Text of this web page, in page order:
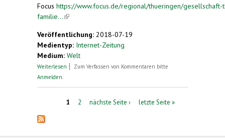
Focus https://www.focus.de/regional/thueringen/gesellschaft-
familie...(link is external)
Veröffentlichung: 2018-07-19
Medientyp: Internet-Zeitung
Medium: Welt
Weiterlesen über Thüringer Familie bei Esperanto-Treffen in
Zum Verfassen von Kommentaren bitte
Anmelden
1 2 nächste Seite › letzte Seite »